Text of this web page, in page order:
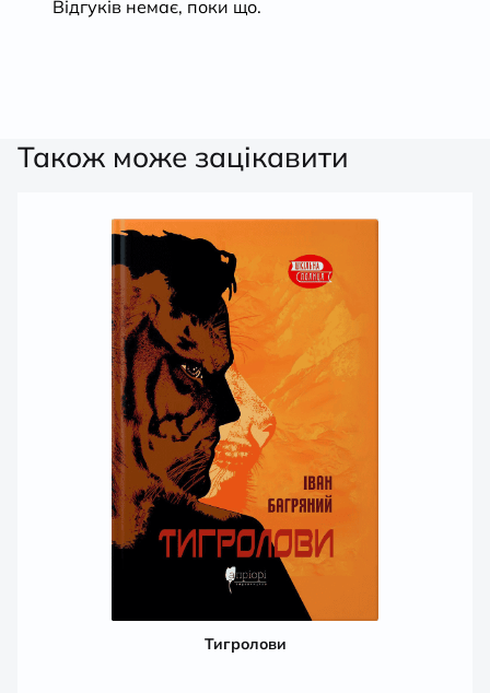
Відгуків немає, поки що.
Також може зацікавити
Тигролови